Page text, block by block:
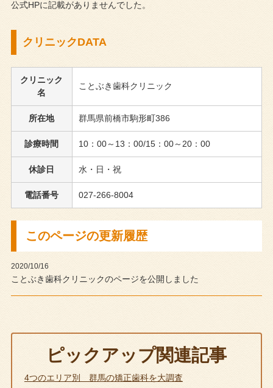
公式HPに記載がありませんでした。
クリニックDATA
クリニック
名
ことぶき歯科クリニック
所在地 群馬県前橋市駒形町386
診療時間 10：00～13：00/15：00～20：00
休診日 水・日・祝
電話番号 027-266-8004
このページの更新履歴
2020/10/16
ことぶき歯科クリニックのページを公開しました
ピックアップ関連記事
4つのエリア別 群馬の矯正歯科を大調査